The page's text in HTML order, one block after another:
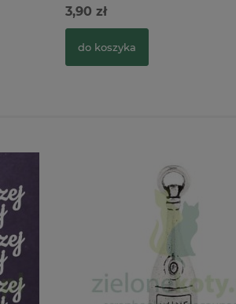
3,90 zł
do koszyka